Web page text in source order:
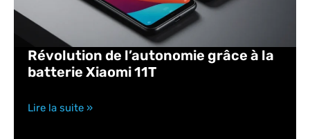
Révolution de l’autonomie grâce à la
batterie Xiaomi 11T
Lire la suite »